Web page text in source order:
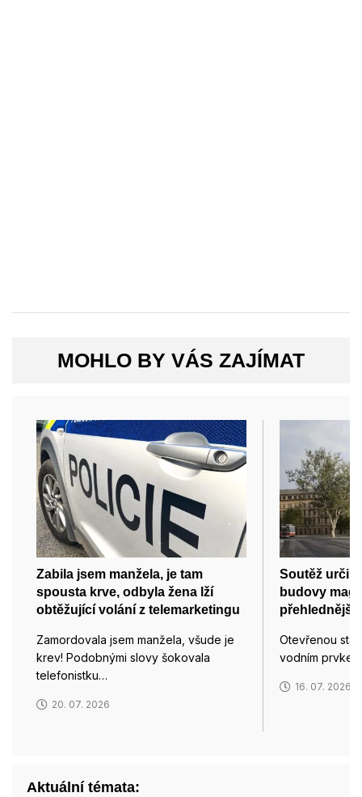
MOHLO BY VÁS ZAJÍMAT
Zabila jsem manžela, je tam
spousta krve, odbyla žena lží
obtěžující volání z telemarketingu
Zamordovala jsem manžela, všude je
krev! Podobnými slovy šokovala
telefonistku…
20. 07. 2026
Soutěž
budovy
přehlednější
Otevřenou
vodním
16. 07. 2026
Aktuální témata: